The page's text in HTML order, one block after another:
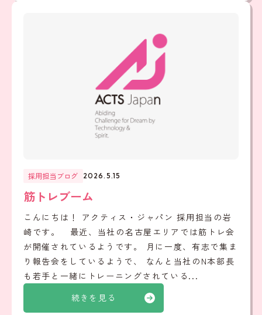
続きを見る
採用担当ブログ 2026.5.15
筋トレブーム
こんにちは！ アクティス・ジャパン 採用担当の岩
崎です。 最近、当社の名古屋エリアでは筋トレ会
が開催されているようです。 月に一度、有志で集ま
り報告会をしているようで、 なんと当社のN本部長
も若手と一緒にトレーニングされている...